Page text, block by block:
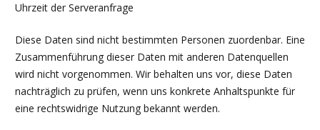
Uhrzeit der Serveranfrage
Diese Daten sind nicht bestimmten Personen zuordenbar. Eine
Zusammenführung dieser Daten mit anderen Datenquellen
wird nicht vorgenommen. Wir behalten uns vor, diese Daten
nachträglich zu prüfen, wenn uns konkrete Anhaltspunkte für
eine rechtswidrige Nutzung bekannt werden.